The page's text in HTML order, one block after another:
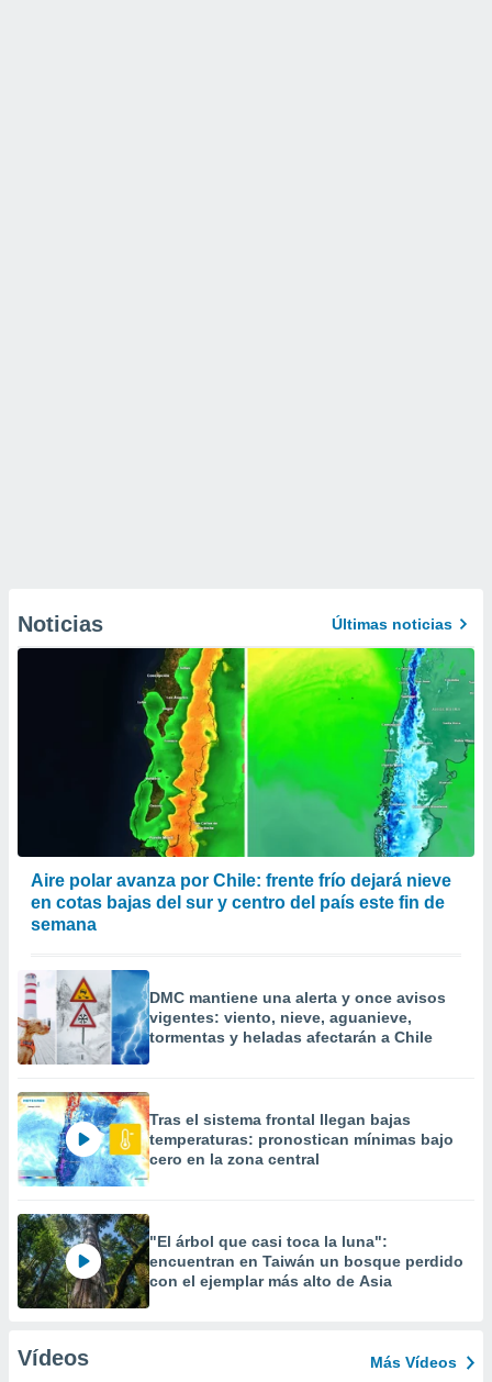
Noticias Últimas noticias
Aire polar avanza por Chile: frente frío dejará nieve
en cotas bajas del sur y centro del país este fin de
semana
DMC mantiene una alerta y once avisos
vigentes: viento, nieve, aguanieve,
tormentas y heladas afectarán a Chile
Tras el sistema frontal llegan bajas
temperaturas: pronostican mínimas bajo
cero en la zona central
"El árbol que casi toca la luna":
encuentran en Taiwán un bosque perdido
con el ejemplar más alto de Asia
Vídeos Más Vídeos